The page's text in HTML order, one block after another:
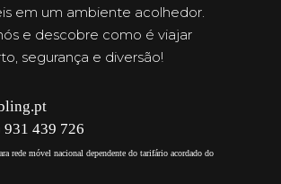
em um ambiente acolhedor.
e descobre como é viajar
segurança e diversão!
439 726
rede móvel nacional dependente do tarifário acordado do